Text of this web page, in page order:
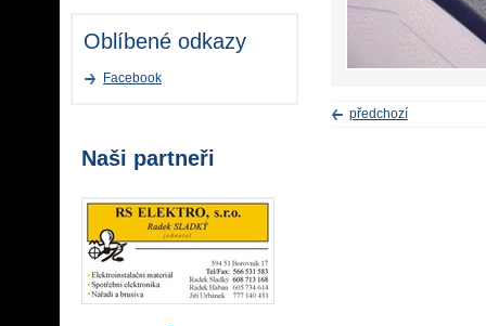
předchozí
Oblíbené odkazy
Facebook
Naši partneři